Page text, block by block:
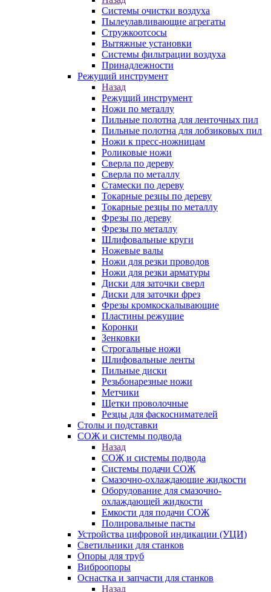
Системы очистки воздуха
Пылеулавливающие агрегаты
Стружкоотсосы
Вытяжные установки
Системы фильтрации воздуха
Принадлежности
Режущий инструмент
Назад
Режущий инструмент
Ножи по металлу
Пильные полотна для ленточных пил
Пильные полотна для лобзиковых пил
Ножи к пресс-ножницам
Роликовые ножи
Сверла по дереву
Сверла по металлу
Стамески по дереву
Токарные резцы по дереву
Токарные резцы по металлу
Фрезы по дереву
Фрезы по металлу
Шлифовальные круги
Ножевые валы
Ножи для резки проводов
Ножи для резки арматуры
Диски для заточки сверл
Диски для заточки фрез
Фрезы кромкоскалывающие
Пластины режущие
Коронки
Зенковки
Строгальные ножи
Шлифовальные ленты
Пильные диски
Резьбонарезные ножи
Метчики
Щетки проволочные
Резцы для фаскоснимателей
Столы и подставки
СОЖ и системы подвода
Назад
СОЖ и системы подвода
Системы подачи СОЖ
Смазочно-охлаждающие жидкости
Оборудование для смазочно-
охлаждающей жидкости
Емкости для подачи СОЖ
Полировальные пасты
Устройства цифровой индикации (УЦИ)
Светильники для станков
Опоры для труб
Виброопоры
Оснастка и запчасти для станков
Назад